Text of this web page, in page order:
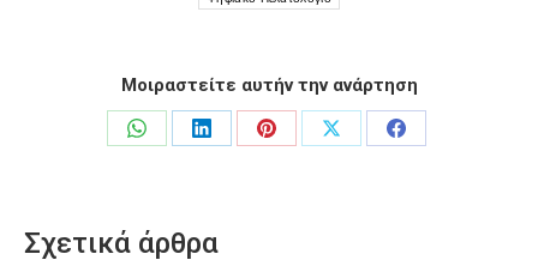
Μοιραστείτε αυτήν την ανάρτηση
Share
Share
Share
Share
Share
Σχετικά άρθρα